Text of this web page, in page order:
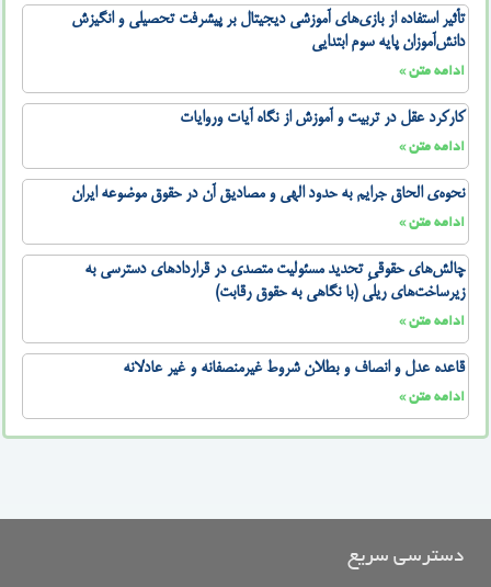
تأثیر استفاده از بازی‌های آموزشی دیجیتال بر پیشرفت تحصیلی و انگیزش
دانش‌آموزان پایه سوم ابتدایی
ادامه متن »
کارکرد عقل در تربیت و آموزش از نگاه آیات وروایات
ادامه متن »
نحوه‌ی الحاق جرایم به حدود الهی و مصادیق آن در حقوق موضوعه ایران
ادامه متن »
چالش‌های حقوقیِ تحدید مسئولیت متصدی در قراردادهای دسترسی به
زیرساخت‌های ریلی (با نگاهی به حقوق رقابت)
ادامه متن »
قاعده عدل و انصاف و بطلان شروط غیرمنصفانه و غیر عادلانه
ادامه متن »
دسترسی سریع